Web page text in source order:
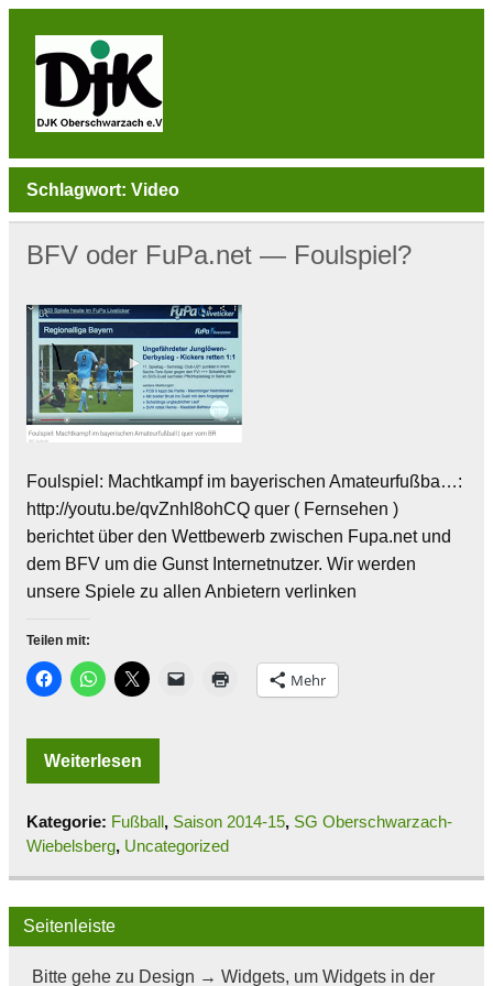
Skip
BEWEGEN! … Sport & Engagement
Schlagwort: Video
BFV oder FuPa.net — Foulspiel?
Foulspiel: Machtkampf im bayerischen Amateurfußba…:
http://youtu.be/qvZnhI8ohCQ quer ( Fernsehen )
berichtet über den Wettbewerb zwischen Fupa.net und
dem BFV um die Gunst Internetnutzer. Wir werden
unsere Spiele zu allen Anbietern verlinken
Teilen mit:
Mehr
Weiterlesen
Kategorie: Fußball, Saison 2014-15, SG Oberschwarzach-
Wiebelsberg, Uncategorized
Seitenleiste
Bitte gehe zu Design → Widgets, um Widgets in der